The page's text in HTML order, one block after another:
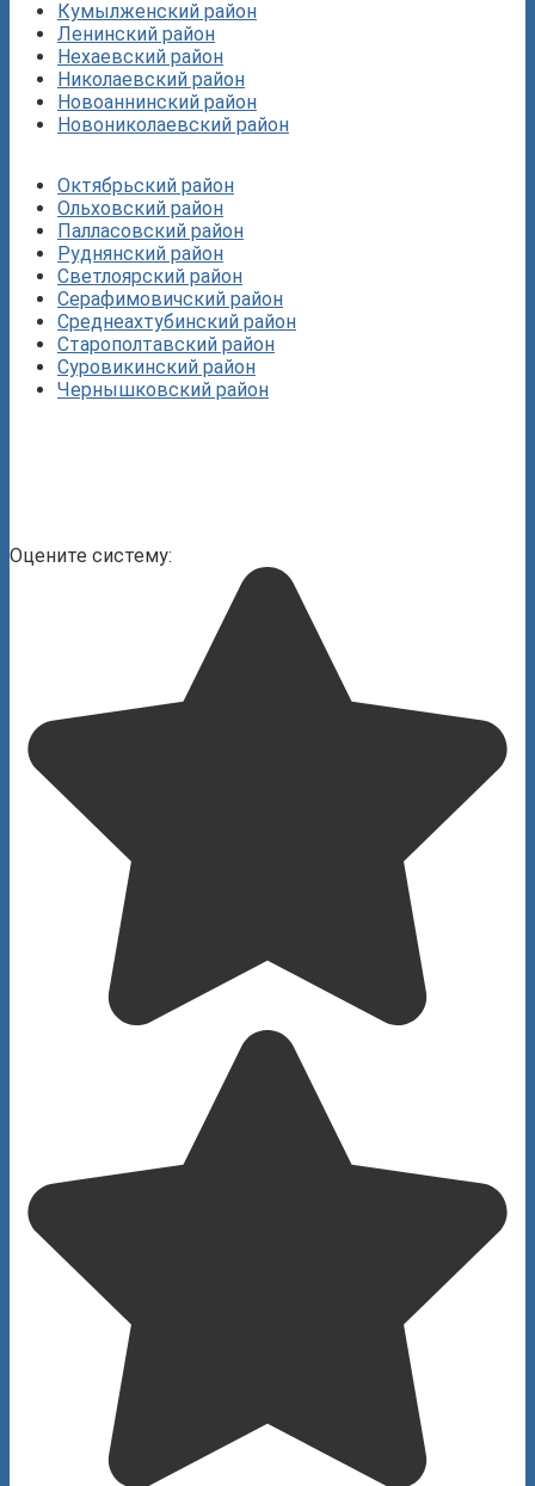
Кумылженский район
Ленинский район
Нехаевский район
Николаевский район
Новоаннинский район
Новониколаевский район
Октябрьский район
Ольховский район
Палласовский район
Руднянский район
Светлоярский район
Серафимовичский район
Среднеахтубинский район
Старополтавский район
Суровикинский район
Чернышковский район
Оцените систему: